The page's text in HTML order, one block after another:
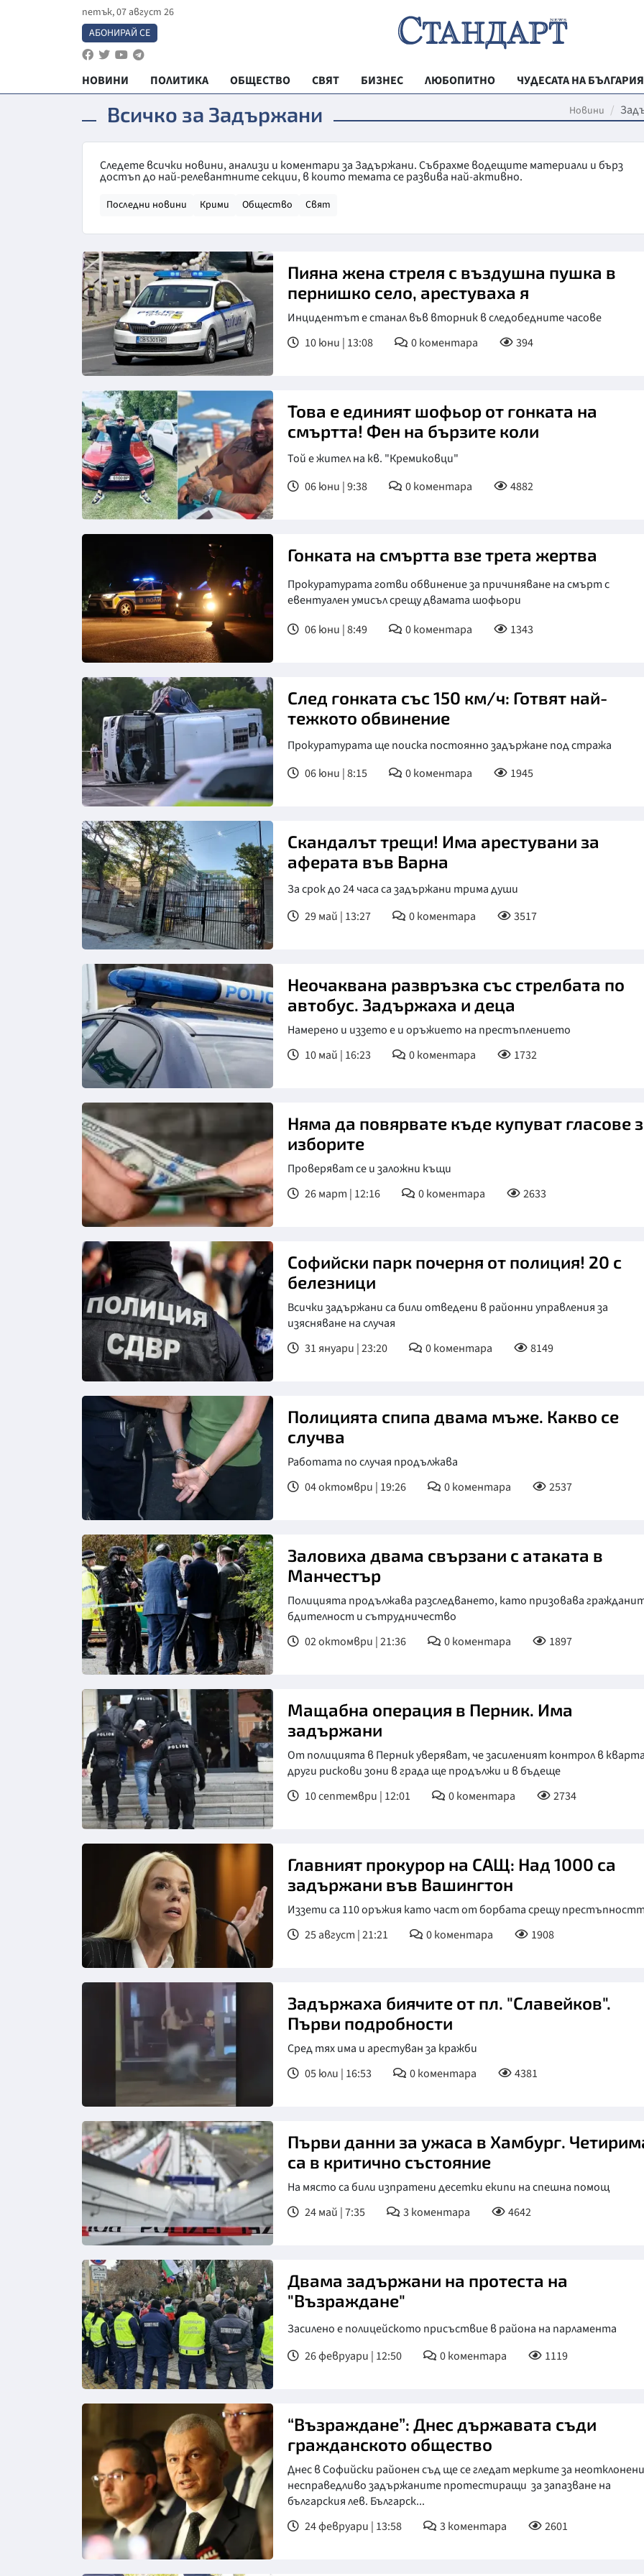
петък, 07 август 26
АБОНИРАЙ СЕ
НОВИНИ ПОЛИТИКА ОБЩЕСТВО СВЯТ БИЗНЕС ЛЮБОПИТНО
ЧУДЕСАТА НА БЪЛГАРИЯ
РЕГИОНАЛНИ
МЛАДЕЖКА
ДА! НА
Всичко за Задържани Новини
Следете всички новини, анализи и коментари за Задържани. Събрахме водещите материали и бърз
достъп до най-релевантните секции, в които темата се развива най-активно.
Последни новини Крими Общество Свят
Пияна жена стреля с въздушна пушка в
пернишко село, арестуваха я
Инцидентът е станал във вторник в следобедните часове
10 юни | 13:08
0коментара 394
Снимка: Блиц
Това е единият шофьор от гонката на
смъртта! Фен на бързите коли
Той е жител на кв. "Кремиковци"
06 юни | 9:38
0коментара 4882
Снимка: БТА
Гонката на смъртта взе трета жертва
Прокуратурата готви обвинение за причиняване на смърт с
евентуален умисъл срещу двамата шофьори
06 юни | 8:49
0коментара 1343
Снимка: Булфото
След гонката със 150 км/ч: Готвят най-
тежкото обвинение
Прокуратурата ще поиска постоянно задържане под стража
06 юни | 8:15
0коментара 1945
Снимка: МРРБ
Скандалът трещи! Има арестувани за
аферата във Варна
За срок до 24 часа са задържани трима души
29 май | 13:27
0коментара 3517
Неочаквана развръзка със стрелбата по
автобус. Задържаха и деца
Намерено и иззето е и оръжието на престъплението
10 май | 16:23
0коментара 1732
Няма да повярвате къде купуват гласове
изборите
Проверяват се и заложни къщи
26 март | 12:16
0коментара 2633
Софийски парк почерня от полиция! 20 с
белезници
Всички задържани са били отведени в районни управления за
изясняване на случая
31 януари | 23:20
0коментара 8149
Полицията спипа двама мъже. Какво се
случва
Работата по случая продължава
04 октомври | 19:26
0коментара 2537
Снимка: БТА
Заловиха двама свързани с атаката в
Манчестър
Полицията продължава разследването, като призовава
бдителност и сътрудничество
02 октомври | 21:36
0коментара 1897
Мащабна операция в Перник. Има
задържани
От полицията в Перник уверяват, че засиленият контрол в
други рискови зони в града ще продължи и в бъдеще
10 септември | 12:01
0коментара 2734
Главният прокурор на САЩ: Над 1000 са
задържани във Вашингтон
Иззети са 110 оръжия като част от борбата срещу
25 август | 21:21
0коментара 1908
Задържаха биячите от пл. "Славейков".
Първи подробности
Сред тях има и арестуван за кражби
05 юли | 16:53
0коментара 4381
Първи данни за ужаса в Хамбург.
са в критично състояние
На място са били изпратени десетки екипи на спешна помощ
24 май | 7:35
3 коментара 4642
Снимка: Нова телевизия
Двама задържани на протеста на
"Възраждане"
Засилено е полицейското присъствие в района на парламента
26 февруари | 12:50
0коментара 1119
“Възраждане”: Днес държавата съди
гражданското общество
Днес в Софийски районен съд ще се гледат мерките за
несправедливо задържаните протестиращи за запазване на
българския лев. Българск...
24 февруари | 13:58
3 коментара 2601